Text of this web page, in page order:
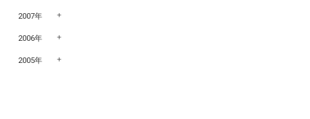
2007年
2006年
2005年